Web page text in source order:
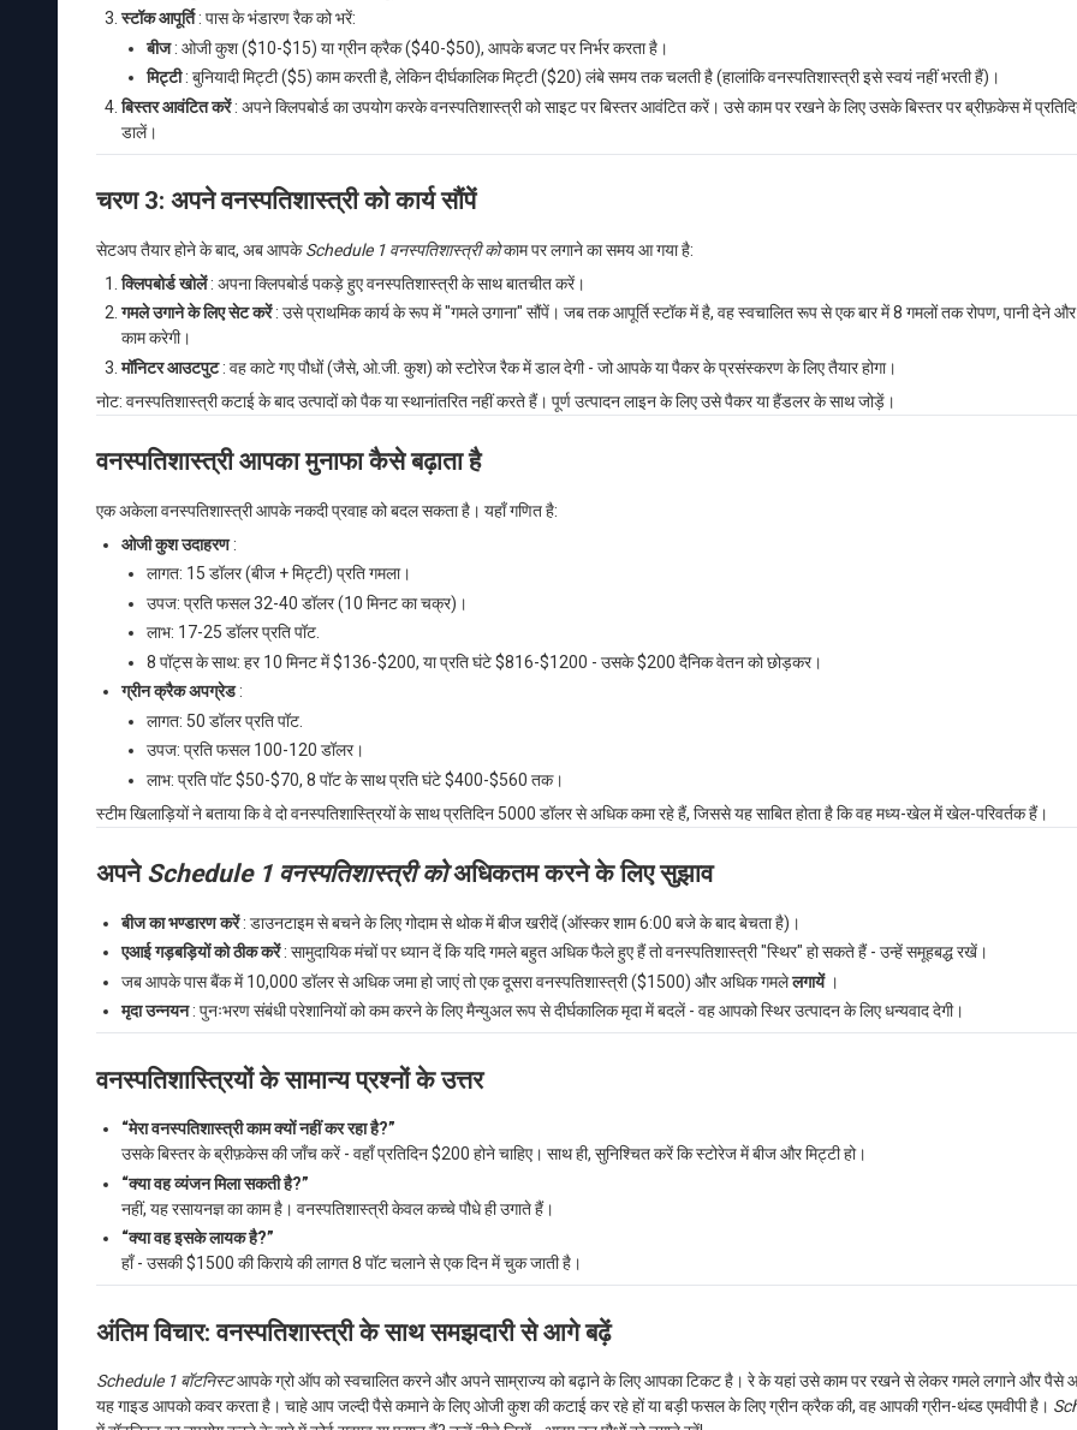
स्टॉक आपूर्ति: पास के भंडारण रैक को भरें:
बीज: ओजी कुश ($10-$15) या ग्रीन क्रैक ($40-$50), आपके बजट पर निर्भर करता है।
मिट्टी: बुनियादी मिट्टी ($5) काम करती है, लेकिन दीर्घकालिक मिट्टी ($20) लंबे समय तक चलती है (हालांकि वनस्पतिशास्त्री इसे स्वयं नहीं भरती हैं)।
बिस्तर आवंटित करें: अपने क्लिपबोर्ड का उपयोग करके वनस्पतिशास्त्री को साइट पर बिस्तर आवंटित करें। उसे काम पर रखने के लिए उसके बिस्तर पर ब्रीफ़केस में
डालें।
चरण 3: अपने वनस्पतिशास्त्री को कार्य सौंपें
सेटअप तैयार होने के बाद, अब आपकेSchedule 1 वनस्पतिशास्त्री कोकाम पर लगाने का समय आ गया है:
क्लिपबोर्ड खोलें: अपना क्लिपबोर्ड पकड़े हुए वनस्पतिशास्त्री के साथ बातचीत करें।
गमले उगाने के लिए सेट करें: उसे प्राथमिक कार्य के रूप में "गमले उगाना" सौंपें। जब तक आपूर्ति स्टॉक में है, वह स्वचालित रूप से एक बार में 8 गमलों तक रोपण, पानी देने
काम करेगी।
मॉनिटर आउटपुट: वह काटे गए पौधों (जैसे, ओ.जी. कुश) को स्टोरेज रैक में डाल देगी - जो आपके या पैकर के प्रसंस्करण के लिए तैयार होगा।
नोट: वनस्पतिशास्त्री कटाई के बाद उत्पादों को पैक या स्थानांतरित नहीं करते हैं। पूर्ण उत्पादन लाइन के लिए उसे पैकर या हैंडलर के साथ जोड़ें।
वनस्पतिशास्त्री आपका मुनाफा कैसे बढ़ाता है
एक अकेला वनस्पतिशास्त्री आपके नकदी प्रवाह को बदल सकता है। यहाँ गणित है:
ओजी कुश उदाहरण:
लागत: 15 डॉलर (बीज + मिट्टी) प्रति गमला।
उपज: प्रति फसल 32-40 डॉलर (10 मिनट का चक्र)।
लाभ: 17-25 डॉलर प्रति पॉट.
8 पॉट्स के साथ: हर 10 मिनट में $136-$200, या प्रति घंटे $816-$1200 - उसके $200 दैनिक वेतन को छोड़कर।
ग्रीन क्रैक अपग्रेड:
लागत: 50 डॉलर प्रति पॉट.
उपज: प्रति फसल 100-120 डॉलर।
लाभ: प्रति पॉट $50-$70, 8 पॉट के साथ प्रति घंटे $400-$560 तक।
स्टीम खिलाड़ियों ने बताया कि वे दो वनस्पतिशास्त्रियों के साथ प्रतिदिन 5000 डॉलर से अधिक कमा रहे हैं, जिससे यह साबित होता है कि वह मध्य-खेल में खेल-परिवर्तक हैं।
अपने Schedule 1 वनस्पतिशास्त्री कोअधिकतम करने के लिए सुझाव
बीज का भण्डारण करें: डाउनटाइम से बचने के लिए गोदाम से थोक में बीज खरीदें (ऑस्कर शाम 6:00 बजे के बाद बेचता है)।
एआई गड़बड़ियों को ठीक करें: सामुदायिक मंचों पर ध्यान दें कि यदि गमले बहुत अधिक फैले हुए हैं तो वनस्पतिशास्त्री "स्थिर" हो सकते हैं - उन्हें समूहबद्ध रखें।
जब आपके पास बैंक में 10,000 डॉलर से अधिक जमा हो जाएं तो एक दूसरा वनस्पतिशास्त्री ($1500) और अधिक गमलेलगायें।
मृदा उन्नयन: पुनःभरण संबंधी परेशानियों को कम करने के लिए मैन्युअल रूप से दीर्घकालिक मृदा में बदलें - वह आपको स्थिर उत्पादन के लिए धन्यवाद देगी।
वनस्पतिशास्त्रियों के सामान्य प्रश्नों के उत्तर
“मेरा वनस्पतिशास्त्री काम क्यों नहीं कर रहा है?”
उसके बिस्तर के ब्रीफ़केस की जाँच करें - वहाँ प्रतिदिन $200 होने चाहिए। साथ ही, सुनिश्चित करें कि स्टोरेज में बीज और मिट्टी हो।
“क्या वह व्यंजन मिला सकती है?”
नहीं, यह रसायनज्ञ का काम है। वनस्पतिशास्त्री केवल कच्चे पौधे ही उगाते हैं।
“क्या वह इसके लायक है?”
हाँ - उसकी $1500 की किराये की लागत 8 पॉट चलाने से एक दिन में चुक जाती है।
अंतिम विचार: वनस्पतिशास्त्री के साथ समझदारी से आगे बढ़ें
Schedule 1 बॉटनिस्टआपके ग्रो ऑप को स्वचालित करने और अपने साम्राज्य को बढ़ाने के लिए आपका टिकट है। रे के यहां उसे काम पर रखने से लेकर गमले लगाने और पैसे
यह गाइड आपको कवर करता है। चाहे आप जल्दी पैसे कमाने के लिए ओजी कुश की कटाई कर रहे हों या बड़ी फसल के लिए ग्रीन क्रैक की, वह आपकी ग्रीन-थंब्ड एमवीपी है।